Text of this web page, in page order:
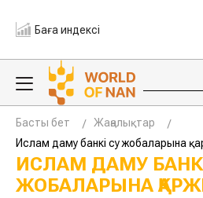
Баға индексі
Басты бет
Жаңалықтар
Ислам даму банкі су жобаларына
ИСЛАМ ДАМУ
ЖОБАЛАРЫНА